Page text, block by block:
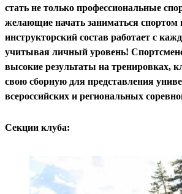
стать не только профессиональные
желающие начать заниматься
инструкторский состав работает с
учитывая личный уровень!
высокие результаты на тренировках,
свою сборную для представления
всероссийских и региональных
Секции клуба: